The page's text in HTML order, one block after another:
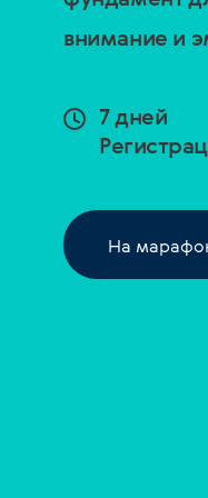
внимание и
7 дней
На